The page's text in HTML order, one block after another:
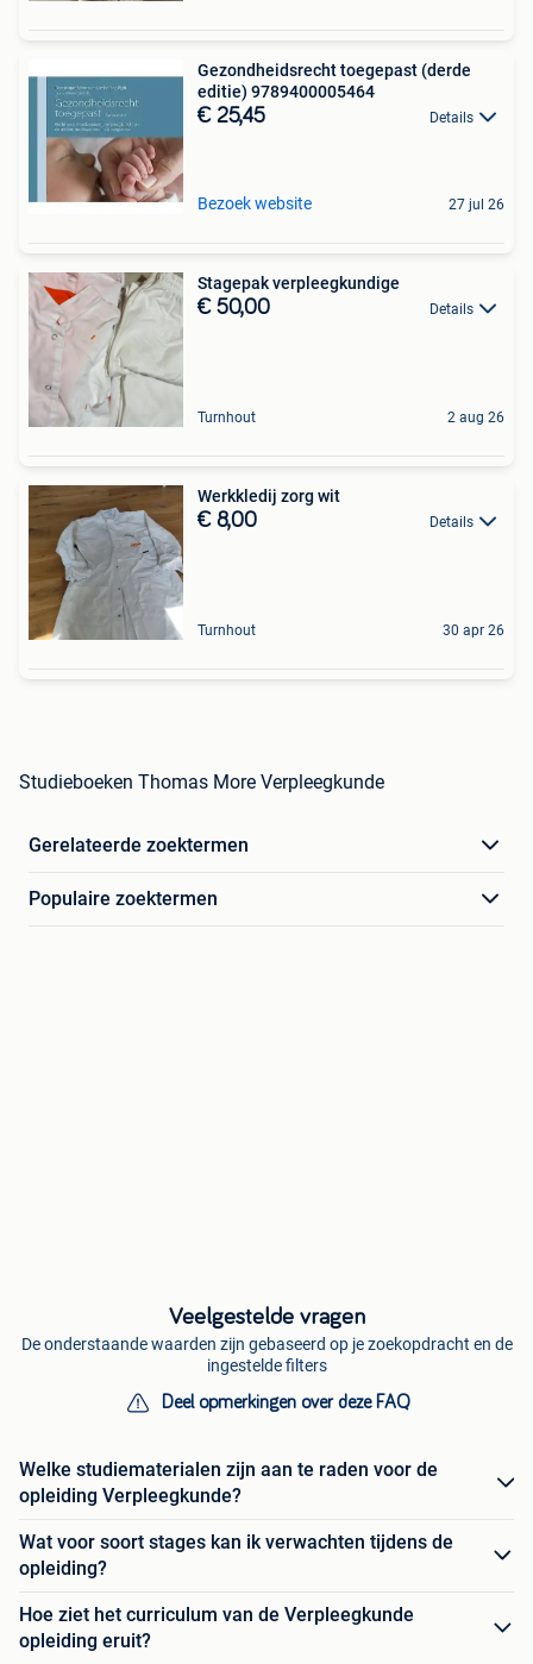
Gezondheidsrecht toegepast (derde
editie) 9789400005464
€ 25,45 Details
Bezoek website 27 jul 26
Stagepak verpleegkundige
€ 50,00 Details
Turnhout 2 aug 26
Werkkledij zorg wit
€ 8,00 Details
Turnhout 30 apr 26
Studieboeken Thomas More Verpleegkunde
Gerelateerde zoektermen
Populaire zoektermen
Veelgestelde vragen
De onderstaande waarden zijn gebaseerd op je zoekopdracht en de
ingestelde filters
Deel opmerkingen over deze FAQ
Welke studiematerialen zijn aan te raden voor de
opleiding Verpleegkunde?
Wat voor soort stages kan ik verwachten tijdens de
opleiding?
Hoe ziet het curriculum van de Verpleegkunde
opleiding eruit?